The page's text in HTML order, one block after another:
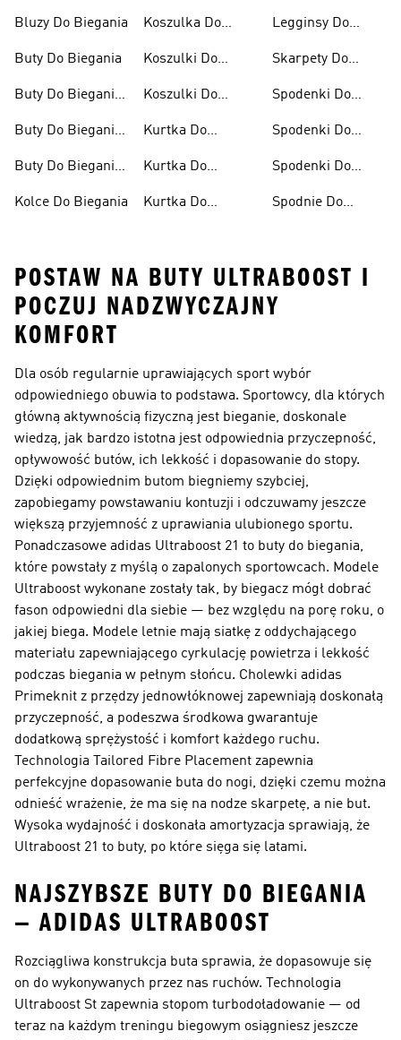
Bluzy Do Biegania
Buty Do Biegania
Buty Do Biegania
Buty Do Biegania
Buty Do Biegania
Kolce Do Biegania
Koszulka Do
Koszulki Do
Koszulki Do
Kurtka Do
Kurtka Do
Kurtka Do
Legginsy Do
Skarpety Do
Spodenki Do
Spodenki Do
Spodenki Do
Spodnie Do
POSTAW NA BUTY ULTRABOOST I
POCZUJ NADZWYCZAJNY
KOMFORT
Dla osób regularnie uprawiających sport wybór
odpowiedniego obuwia to podstawa. Sportowcy, dla których
główną aktywnością fizyczną jest bieganie, doskonale
wiedzą, jak bardzo istotna jest odpowiednia przyczepność,
opływowość butów, ich lekkość i dopasowanie do stopy.
Dzięki odpowiednim butom biegniemy szybciej,
zapobiegamy powstawaniu kontuzji i odczuwamy jeszcze
większą przyjemność z uprawiania ulubionego sportu.
Ponadczasowe adidas Ultraboost 21 to buty do biegania,
które powstały z myślą o zapalonych sportowcach. Modele
Ultraboost wykonane zostały tak, by biegacz mógł dobrać
fason odpowiedni dla siebie — bez względu na porę roku, o
jakiej biega. Modele letnie mają siatkę z oddychającego
materiału zapewniającego cyrkulację powietrza i lekkość
podczas biegania w pełnym słońcu. Cholewki adidas
Primeknit z przędzy jednowłóknowej zapewniają doskonałą
przyczepność, a podeszwa środkowa gwarantuje
dodatkową sprężystość i komfort każdego ruchu.
Technologia Tailored Fibre Placement zapewnia
perfekcyjne dopasowanie buta do nogi, dzięki czemu można
odnieść wrażenie, że ma się na nodze skarpetę, a nie but.
Wysoka wydajność i doskonała amortyzacja sprawiają, że
Ultraboost 21 to buty, po które sięga się latami.
NAJSZYBSZE BUTY DO BIEGANIA
— ADIDAS ULTRABOOST
Rozciągliwa konstrukcja buta sprawia, że dopasowuje się
on do wykonywanych przez nas ruchów. Technologia
Ultraboost St zapewnia stopom turbodoładowanie — od
teraz na każdym treningu biegowym osiągniesz jeszcze